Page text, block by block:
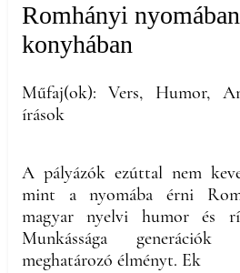
Romhányi
konyhában
Műfaj(ok): Vers, Humor,
írások
A pályázók ezúttal nem
mint a nyomába érni
magyar nyelvi humor és
Munkássága generációk
meghatározó élményt. Ek